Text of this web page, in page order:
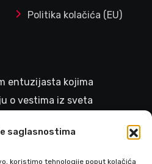
saglasnostima
koristimo tehnologije poput kolačića
Politika kolačića (EU)
entuzijasta kojima
o vestima iz sveta
>